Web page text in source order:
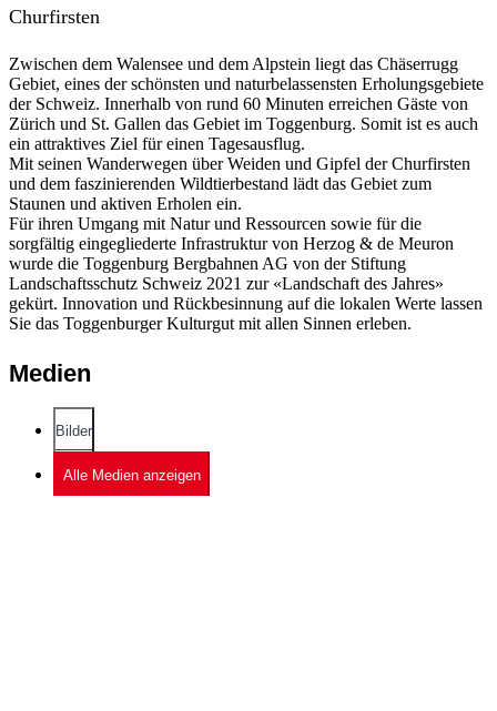
Churfirsten
Zwischen dem Walensee und dem Alpstein liegt das Chäserrugg
Gebiet, eines der schönsten und naturbelassensten Erholungsgebiete
der Schweiz. Innerhalb von rund 60 Minuten erreichen Gäste von
Zürich und St. Gallen das Gebiet im Toggenburg. Somit ist es auch
ein attraktives Ziel für einen Tagesausflug.
Mit seinen Wanderwegen über Weiden und Gipfel der Churfirsten
und dem faszinierenden Wildtierbestand lädt das Gebiet zum
Staunen und aktiven Erholen ein.
Für ihren Umgang mit Natur und Ressourcen sowie für die
sorgfältig eingegliederte Infrastruktur von Herzog & de Meuron
wurde die Toggenburg Bergbahnen AG von der Stiftung
Landschaftsschutz Schweiz 2021 zur «Landschaft des Jahres»
gekürt. Innovation und Rückbesinnung auf die lokalen Werte lassen
Sie das Toggenburger Kulturgut mit allen Sinnen erleben.
Medien
Bilder
Alle Medien anzeigen